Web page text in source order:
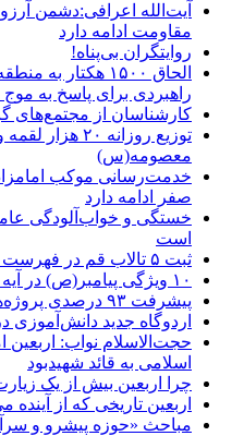
آیت‌الله اعرافی:دشمن
مقاومت ادامه دارد
روایتگران بی‌پناه!
الحاق ۱۵۰۰
راهبردی برای پاسخ به
کارشناسان از مجتمع‌های
توزیع روزانه
معصومه(س)
صفر ادامه دارد
خستگی و خواب‌آلودگی
است
ثبت ۵ تالاب قم در فهرست رسمی تالاب‌های کشور
۱۰ ویژگی پیامبر(ص) در آیه ۱۵۷ سوره اعراف
پیشرفت ۹۳ درصدی پروژه‌های نهضت ملی مسکن در قم
اردوگاه جدید
حجت‌الاسلام نواب:
اسلامی به قائد شهیدبود
چرا اربعین بیش از یک
اربعین تاریخی که از آینده
مباحث «حوزه پیشرو و